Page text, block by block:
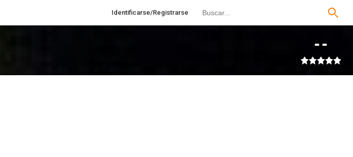
Identificarse/Registrarse
--